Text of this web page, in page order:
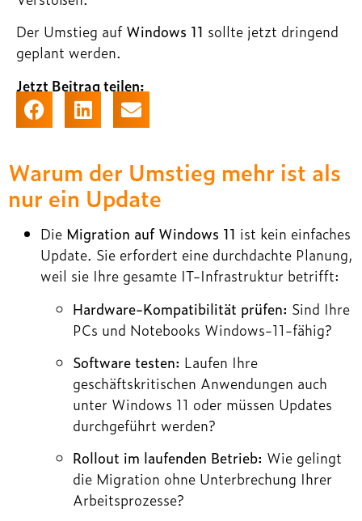
Der Umstieg auf Windows 11 sollte jetzt dringend
geplant werden.
Jetzt Beitrag teilen:
Warum der Umstieg mehr ist als
nur ein Update
Die Migration auf Windows 11 ist kein einfaches
Update. Sie erfordert eine durchdachte Planung,
weil sie Ihre gesamte IT-Infrastruktur betrifft:
Hardware-Kompatibilität prüfen: Sind Ihre
PCs und Notebooks Windows-11-fähig?
Software testen: Laufen Ihre
geschäftskritischen Anwendungen auch
unter Windows 11 oder müssen Updates
durchgeführt werden?
Rollout im laufenden Betrieb: Wie gelingt
die Migration ohne Unterbrechung Ihrer
Arbeitsprozesse?